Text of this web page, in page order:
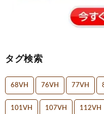
タグ検索
68VH 76VH 77VH
101VH 107VH 112VH